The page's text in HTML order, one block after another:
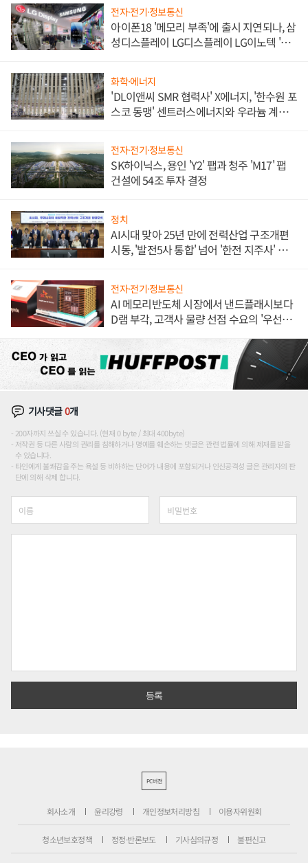
전자·전기·정보통신
아이폰18 '메모리 부족'에 출시 지연되나, 삼
성디스플레이 LG디스플레이 LG이노텍 '탈
화학·에너지
'DL이앤씨 SMR 협력사' X에너지, '한수원 포
스코 동맹' 센트러스에너지와 우라늄 계약
전자·전기·정보통신
SK하이닉스, 용인 'Y2' 팹과 청주 'M17' 팹
건설에 54조 투자 결정
정치
AI시대 맞아 25년 만에 전력산업 구조개편
시동, '발전5사 통합' 넘어 '한전 지주사' 재편
전자·전기·정보통신
AI 메모리반도체 시장에서 낸드플래시보다
D램 부각, 고객사 물량 선점 수요의 '우선순
기사댓글0개
200자까지 쓰실 수 있습니다. (현재 0 byte / 최대 400byte)
저작권 등 다른 사람의 권리를 침해하거나 명예를 훼손하는 댓글은 관련 법률에 의해 제재를 받을
수 있습니다.
타인에게 불쾌감을 주는 욕설 등 비하하는 단어가 내용에 포함되거나 인신공격성 글은 관리자의 판
단에 의해 삭제 합니다.
PC버전
회사소개 윤리강령 개인정보처리방침 이용자위원회
청소년보호정책 정정·반론보도 기사심의규정 불편신고